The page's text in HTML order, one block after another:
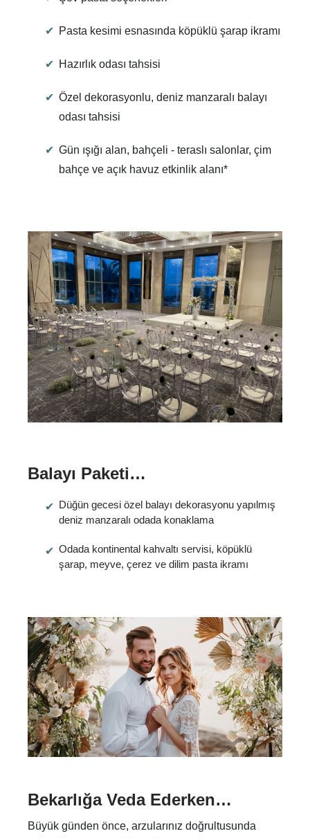
Pasta kesimi esnasında köpüklü şarap ikramı
Hazırlık odası tahsisi
Özel dekorasyonlu, deniz manzaralı balayı
odası tahsisi
Gün ışığı alan, bahçeli - teraslı salonlar, çim
bahçe ve açık havuz etkinlik alanı*
Balayı Paketi…
Düğün gecesi özel balayı dekorasyonu yapılmış
deniz manzaralı odada konaklama
Odada kontinental kahvaltı servisi, köpüklü
şarap, meyve, çerez ve dilim pasta ikramı
Bekarlığa Veda Ederken…
Büyük günden önce, arzularınız doğrultusunda